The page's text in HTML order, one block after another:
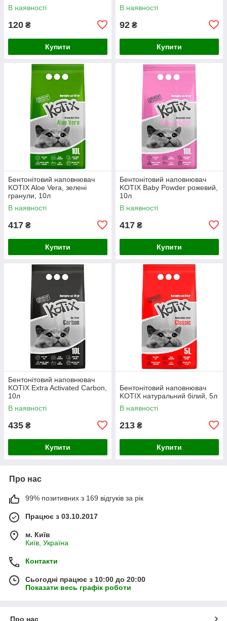
В наявності
120 ₴
Купити
В наявності
92 ₴
Купити
Бентонітовий наповнювач
KOTIX Aloe Vera, зелені
гранули, 10л
В наявності
417 ₴
Купити
Бентонітовий наповнювач
KOTIX Baby Powder рожевий,
10л
В наявності
417 ₴
Купити
Бентонітовий наповнювач
KOTIX Extra Activated Carbon,
10л
В наявності
435 ₴
Купити
Бентонітовий наповнювач
KOTIX натуральний білий, 5л
В наявності
213 ₴
Купити
Про нас
99% позитивних з 169 відгуків за рік
Працює з 03.10.2017
м. Київ
Київ, Україна
Контакти
Сьогодні працює з 10:00 до 20:00
Показати весь графік роботи
Про нас